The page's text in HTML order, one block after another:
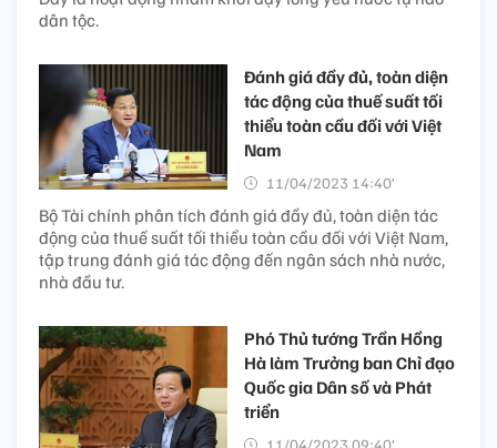
dân tộc.
Đánh giá đầy đủ, toàn diện
tác động của thuế suất tối
thiểu toàn cầu đối với Việt
Nam
11/04/2023 14:40’
Bộ Tài chính phân tích đánh giá đầy đủ, toàn diện tác
động của thuế suất tối thiểu toàn cầu đối với Việt Nam,
tập trung đánh giá tác động đến ngân sách nhà nước,
nhà đầu tư.
Phó Thủ tướng Trần Hồng
Hà làm Trưởng ban Chỉ đạo
Quốc gia Dân số và Phát
triển
11/04/2023 09:40’